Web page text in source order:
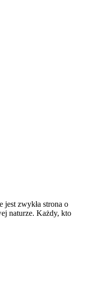
jest zwykła strona o
naturze. Każdy, kto